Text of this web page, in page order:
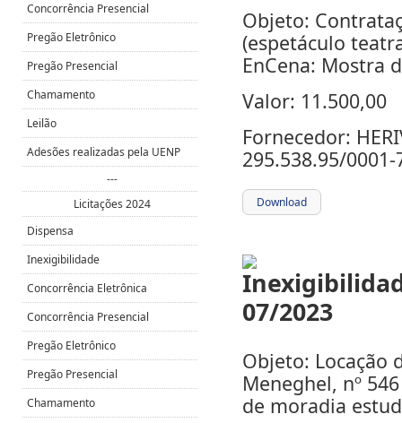
Objeto:
(espetáculo
EnCena: Mostra
Valor: 11.500,00
Fornecedor:
295.538.95/0001-
Download
Objeto: Locação
Meneghel, nº
de moradia
Concorrência Presencial
Pregão Eletrônico
Pregão Presencial
Chamamento
Leilão
Adesões realizadas pela UENP
---
Licitações 2024
Dispensa
Inexigibilidade
Concorrência Eletrônica
Concorrência Presencial
Pregão Eletrônico
Pregão Presencial
Chamamento